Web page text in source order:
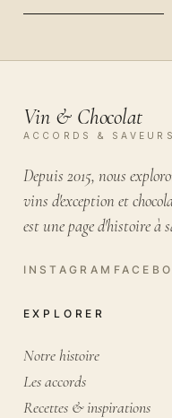
Vin & Chocolat
ACCORDS & SAVEURS
Depuis 2015, nous
vins d'exception et
est une page d'histoire à
EXPLORER
Notre histoire
Les accords
Recettes & inspirations